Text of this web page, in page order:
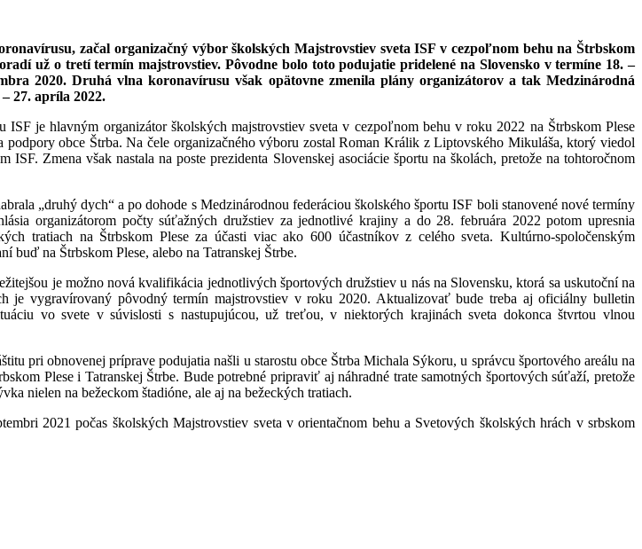
začal organizačný výbor školských Majstrovstiev sveta ISF v cezpoľnom behu na Štrbskom
už o tretí termín majstrovstiev. Pôvodne bolo toto podujatie pridelené na Slovensko v termíne 18. –
2020. Druhá vlna koronavírusu však opätovne zmenila plány organizátorov a tak Medzinárodná
27. apríla 2022.
ISF je hlavným organizátor školských majstrovstiev sveta v cezpoľnom behu v roku 2022 na Štrbskom Plese
podpory obce Štrba. Načele organizačného výboru zostal Roman Králik z Liptovského Mikuláša, ktorý viedol
Zmena však nastala na poste prezidenta Slovenskej asociácie športu na školách, pretože na tohtoročnom
„druhý dych“ a po dohode s Medzinárodnou federáciou školského športu ISF boli stanovené nové termíny
organizátorom počty súťažných družstiev za jednotlivé krajiny a do 28. februára 2022 potom upresnia
tratiach na Štrbskom Plese za účasti viac ako 600 účastníkov z celého sveta. Kultúrno-spoločenským
buď na Štrbskom Plese, alebo na Tatranskej Štrbe.
je možno nová kvalifikácia jednotlivých športových družstiev u nás na Slovensku, ktorá sa uskutoční na
vygravírovaný pôvodný termín majstrovstiev v roku 2020. Aktualizovať bude treba aj oficiálny bulletin
vo svete v súvislosti s nastupujúcou, už treťou, v niektorých krajinách sveta dokonca štvrtou vlnou
pri obnovenej príprave podujatia našli u starostu obce Štrba Michala Sýkoru, u správcu športového areálu na
Plese i Tatranskej Štrbe. Bude potrebné pripraviť aj náhradné trate samotných športových súťaží, pretože
nielen na bežeckom štadióne, ale aj na bežeckých tratiach.
2021 počas školských Majstrovstiev sveta v orientačnom behu a Svetových školských hrách v srbskom